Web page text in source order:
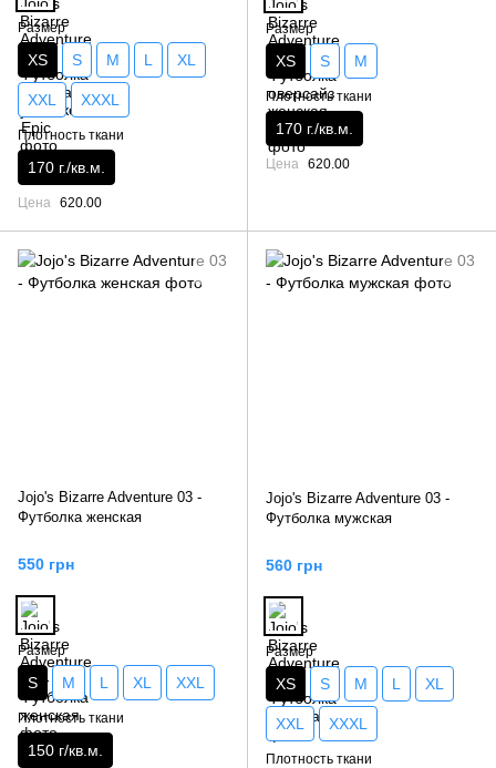
Размер
XS S M L XL
XXL XXXL
Плотность ткани
170 г./кв.м.
Цена 620.00
Размер
XS S M
Плотность ткани
170 г./кв.м.
Цена 620.00
Jojo's Bizarre Adventure 03 -
Футболка женская
550 грн
Размер
S M L XL XXL
Плотность ткани
150 г/кв.м.
Jojo's Bizarre Adventure 03 -
Футболка мужская
560 грн
Размер
XS S M L XL
XXL XXXL
Плотность ткани